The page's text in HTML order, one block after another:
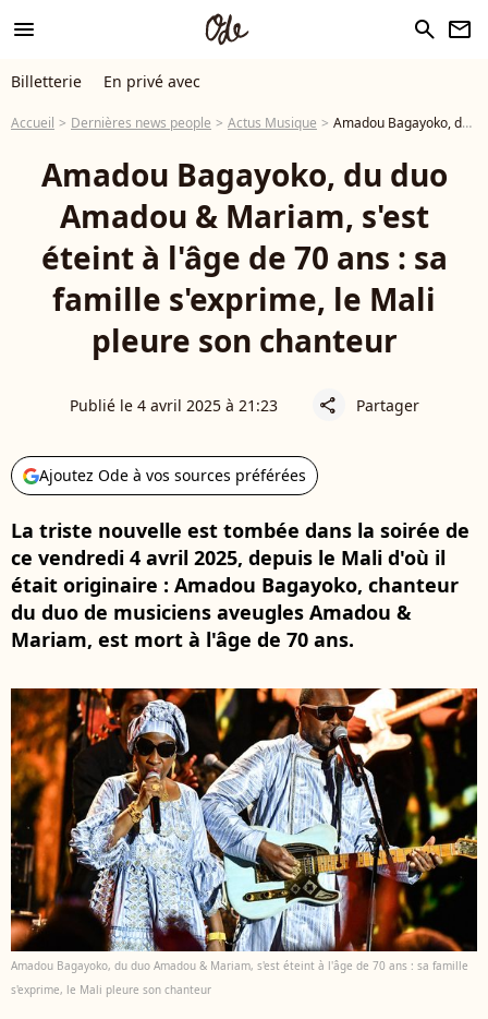
menu search newsletter
Billetterie En privé avec
Accueil Dernières news people Actus Musique Amadou Bagayoko, du duo Amadou & Mariam, s'est éteint à l'âge de 70 ans : sa famille s'exprime, le Mali pleure son chanteur
Amadou Bagayoko, du duo
Amadou & Mariam, s'est
éteint à l'âge de 70 ans : sa
famille s'exprime, le Mali
pleure son chanteur
Publié le 4 avril 2025 à 21:23 share Partager
Ajoutez Ode à vos sources préférées
La triste nouvelle est tombée dans la soirée de
ce vendredi 4 avril 2025, depuis le Mali d'où il
était originaire : Amadou Bagayoko, chanteur
du duo de musiciens aveugles Amadou &
Mariam, est mort à l'âge de 70 ans.
Amadou Bagayoko, du duo Amadou & Mariam, s'est éteint à l'âge de 70 ans : sa famille
s'exprime, le Mali pleure son chanteur